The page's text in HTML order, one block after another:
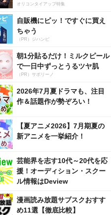
オリコンタイアップ特集
自販機にピッ！ですぐに買え
ちゃう
（PR）ジハンピ
朝1分貼るだけ！ミルクピール
で一日中ずっとうるツヤ肌
（PR）サボリーノ
2026年7月夏ドラマも、注目
作＆話題作が勢ぞろい！
【夏アニメ2026】7月期夏の
新アニメを一挙紹介！
芸能界を志す10代～20代を応
援！オーディション・スクー
ル情報はDeview
漫画読み放題サブスクおすす
め11選【徹底比較】